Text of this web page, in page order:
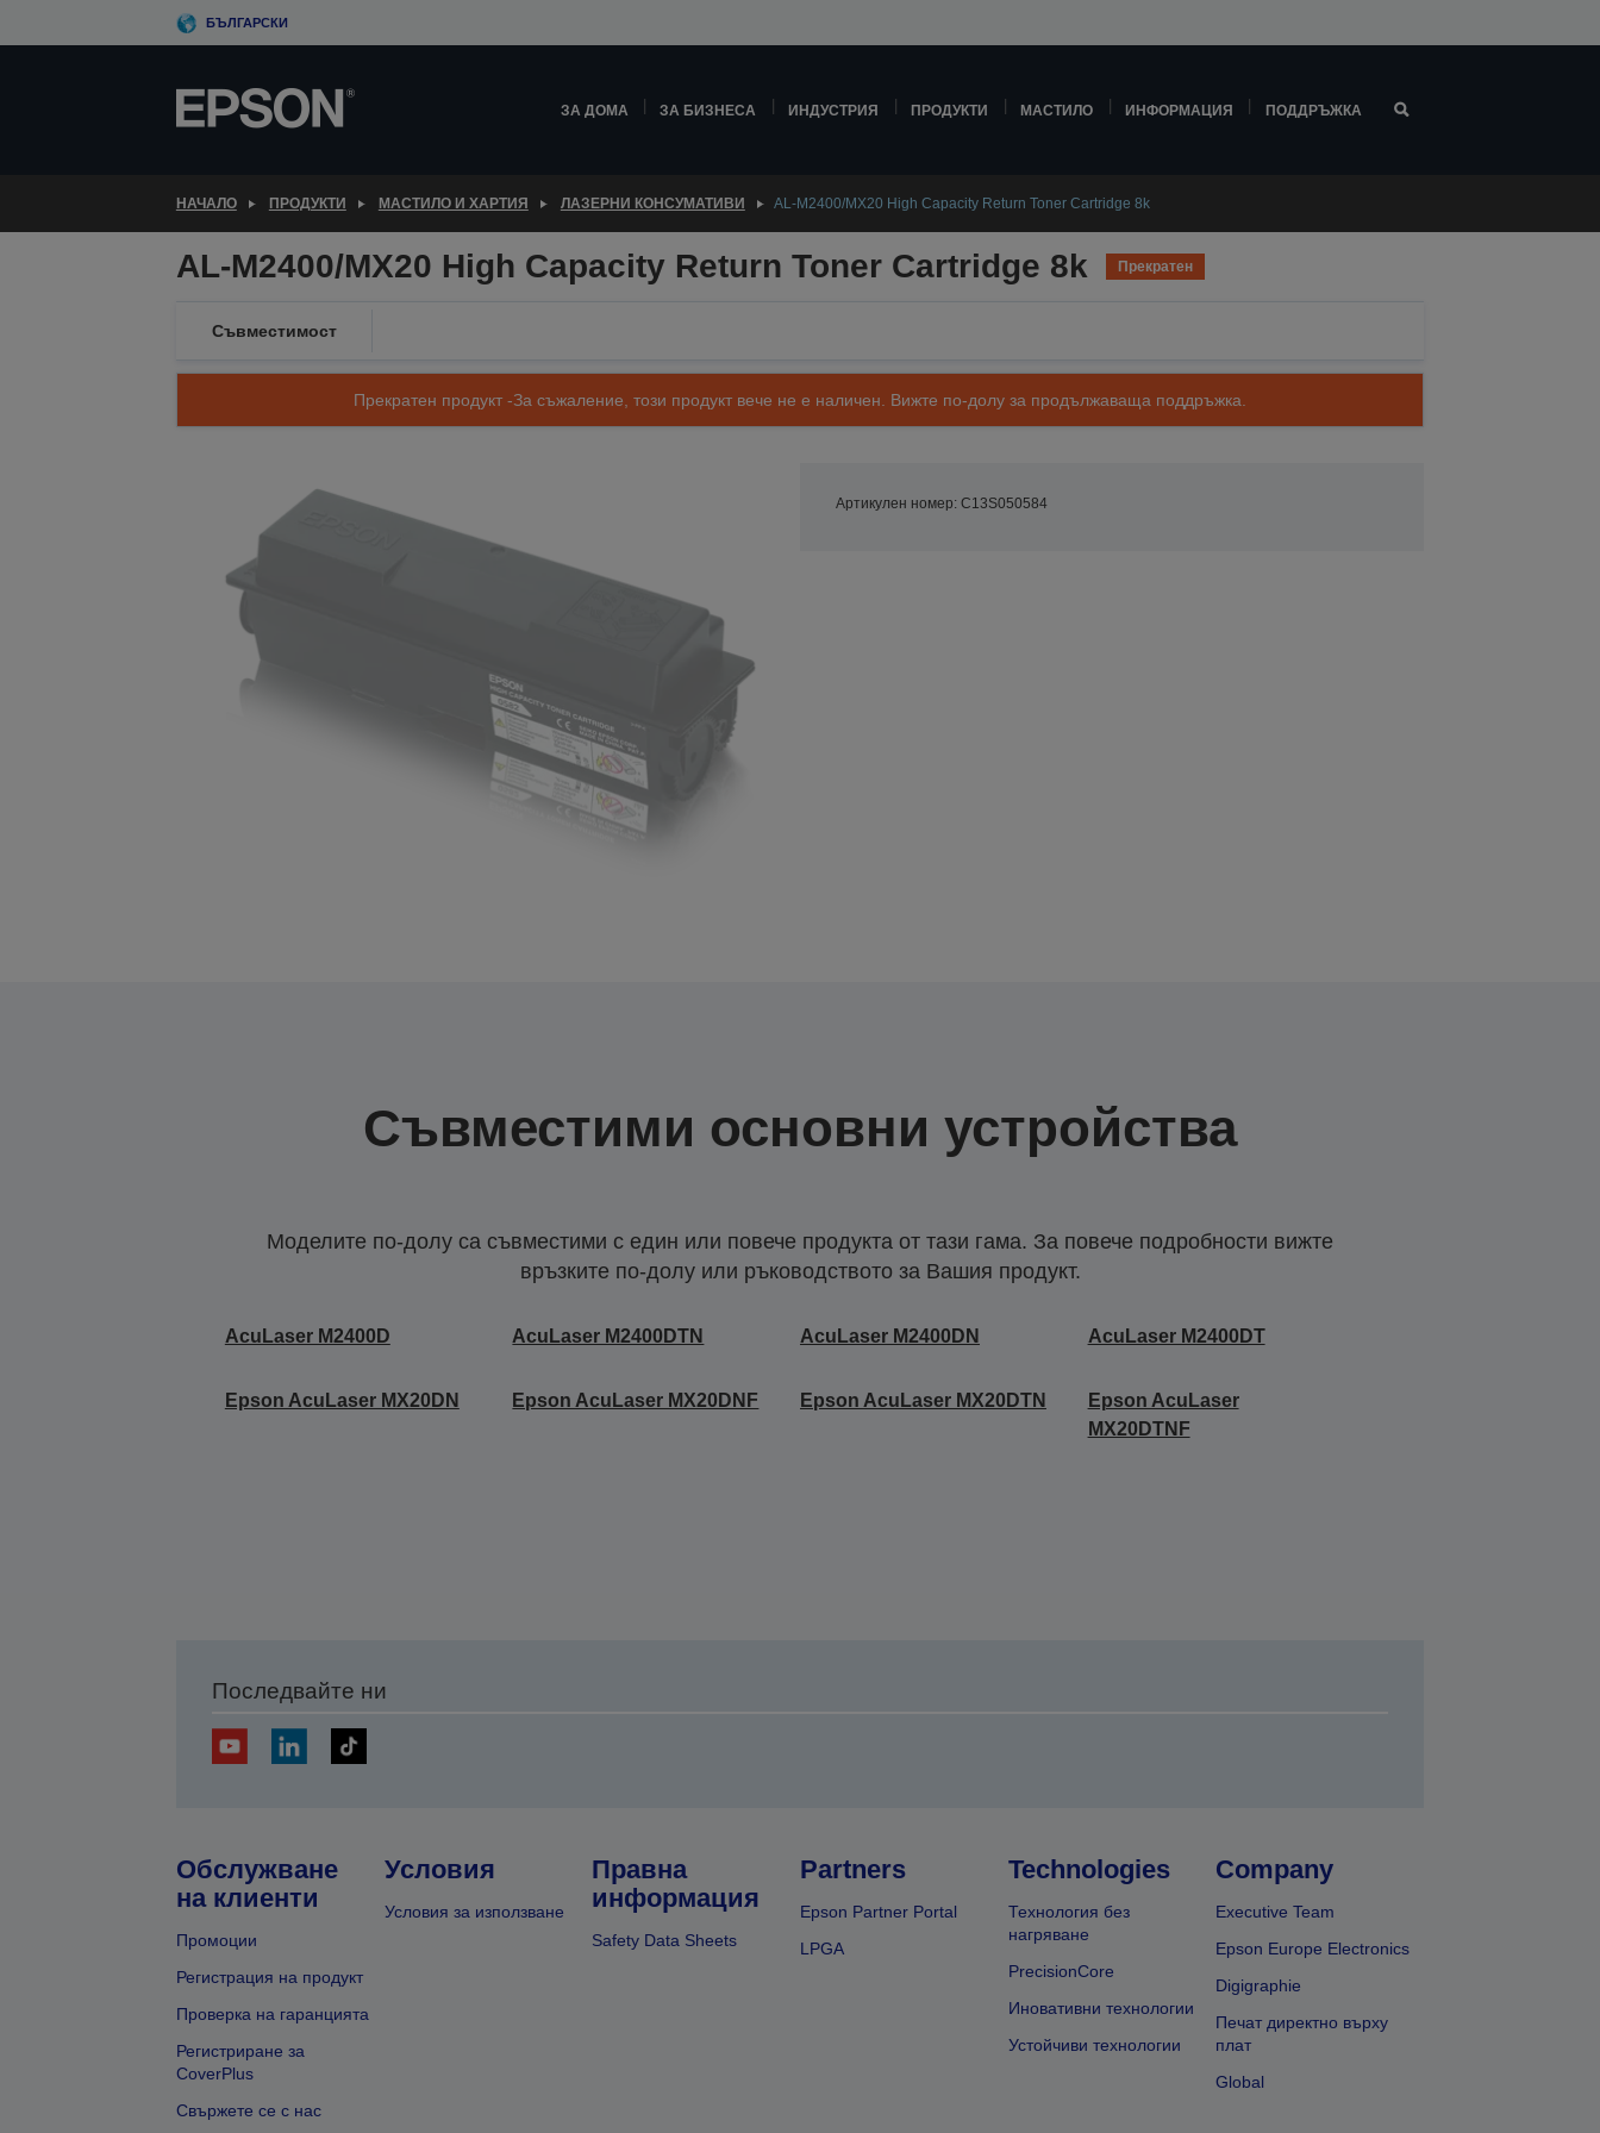
to
БЪЛГАРСКИ
ЗА ДОМА ЗА БИЗНЕСА ИНДУСТРИЯ ПРОДУКТИ МАСТИЛО ИНФОРМАЦИЯ ПОДДРЪЖКА
НАЧАЛО ПРОДУКТИ МАСТИЛО И ХАРТИЯ ЛАЗЕРНИ КОНСУМАТИВИ AL-M2400/MX20 High Capacity Return Toner Cartridge 8k
AL-M2400/MX20 High Capacity Return Toner Cartridge 8k Прекратен
Съвместимост
Прекратен продукт -За съжаление, този продукт вече не е наличен. Вижте по-долу за продължаваща поддръжка.
Артикулен номер: C13S050584
Съвместими основни устройства
Моделите по-долу са съвместими с един или повече продукта от тази гама. За повече подробности вижте
връзките по-долу или ръководството за Вашия продукт.
AcuLaser M2400D AcuLaser M2400DTN AcuLaser M2400DN AcuLaser M2400DT
Epson AcuLaser MX20DN Epson AcuLaser MX20DNF Epson AcuLaser MX20DTN
Epson AcuLaser
MX20DTNF
Последвайте ни
Обслужване
на клиенти
Промоции
Регистрация на продукт
Проверка на гаранцията
Регистриране за
CoverPlus
Свържете се с нас
Условия
Условия за използване
Правна
информация
Safety Data Sheets
Partners
Epson Partner Portal
LPGA
Technologies
Технология без
нагряване
PrecisionCore
Иновативни технологии
Устойчиви технологии
Company
Executive Team
Epson Europe Electronics
Digigraphie
Печат директно върху
плат
Global